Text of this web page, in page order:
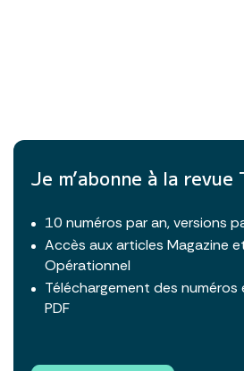
Je m’abonne à la revue
10 numéros par an, versions
Accès aux articles Magazine
Opérationnel
Téléchargement des
PDF